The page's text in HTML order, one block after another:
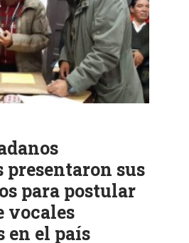
sus
para postular
vocales
en el país